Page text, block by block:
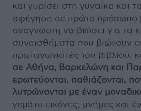
και γυρίσει στη γυναίκα και
αφήγηση σε πρώτο πρόσωπο
αναγνώστη να βιώσει για τα
συναισθήματα που βιώνουν οι
πρωταγωνιστές του βιβλίου,
σε Αθήνα, Βαρκελώνη και
ερωτεύονται, παθιάζονται,
λυτρώνονται με έναν
γεμάτο εικόνες, μνήμες και